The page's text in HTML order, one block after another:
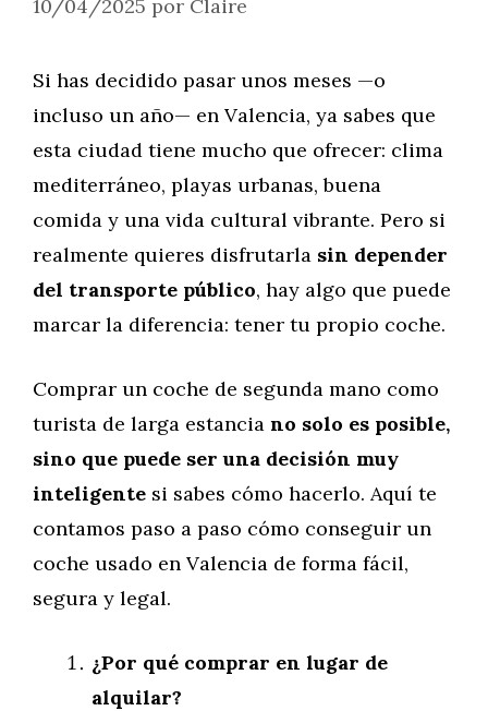
10/04/2025 por Claire
Si has decidido pasar unos meses —o
incluso un año— en Valencia, ya sabes que
esta ciudad tiene mucho que ofrecer: clima
mediterráneo, playas urbanas, buena
comida y una vida cultural vibrante. Pero si
realmente quieres disfrutarla sin depender
del transporte público, hay algo que puede
marcar la diferencia: tener tu propio coche.
Comprar un coche de segunda mano como
turista de larga estancia no solo es posible,
sino que puede ser una decisión muy
inteligente si sabes cómo hacerlo. Aquí te
contamos paso a paso cómo conseguir un
coche usado en Valencia de forma fácil,
segura y legal.
¿Por qué comprar en lugar de
alquilar?